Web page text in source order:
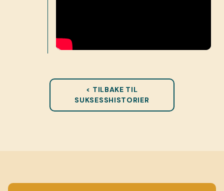
< TILBAKE TIL
SUKSESSHISTORIER